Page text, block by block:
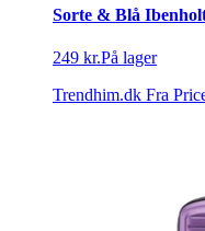
Sorte & Blå
249 kr.På lager
Trendhim.dk Fra